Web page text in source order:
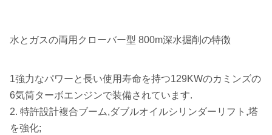
水とガスの両用クローバー型 800m深水掘削の特徴
1強力なパワーと長い使用寿命を持つ129KWのカミンズの
6気筒ターボエンジンで装備されています.
2. 特許設計複合ブーム,ダブルオイルシリンダーリフト,塔
を強化;